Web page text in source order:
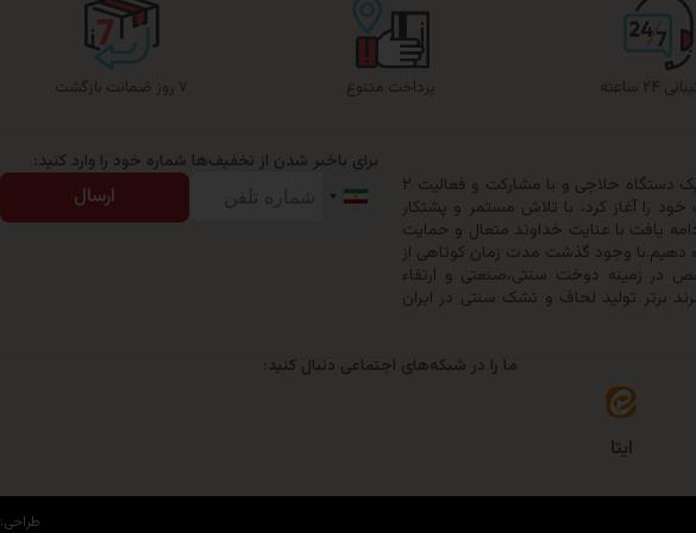
۲۴ ساعته پرداخت متنوع ۷ روز ضمانت بازگشت
گروه تولیدی حیدرخواب ترنج در سال ۱۳۷۹ با خرید یک دستگاه حلاجی و با مشارکت و فعالیت ۲
را آغاز کرد، با تلاش مستمر و پشتکار
یافت با عنایت خداوند متعال و حمایت
پرسنل کاری خود را به ۵۰ نفر ارتقاء دهیم.با وجود گذشت مدت زمان کوتاهی از
در زمینه دوخت سنتی،صنعتی و ارتقاء
برتر تولید لحاف و تشک سنتی در ایران
برای باخبر شدن از تخفیف‌ها شماره خود را وارد کنید:
ارسال
ما را در شبکه‌های اجتماعی دنبال کنید:
ایتا
طراحی: